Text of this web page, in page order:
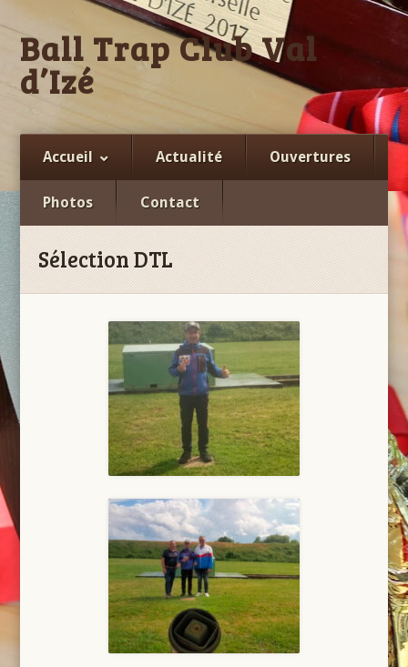
Ball Trap Club Val
d’Izé
Facebook
Accueil Actualité Ouvertures
Photos Contact
Sélection DTL